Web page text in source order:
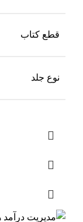
قطع کتاب
نوع جلد